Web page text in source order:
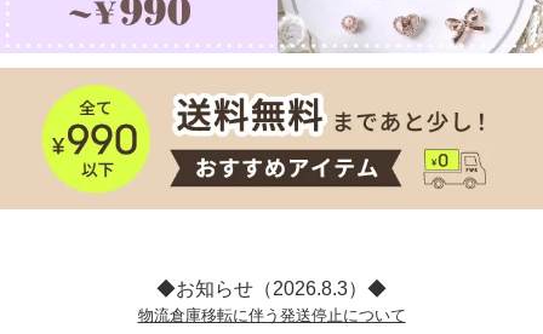
◆お知らせ（2026.8.3）◆
物流倉庫移転に伴う発送停止について